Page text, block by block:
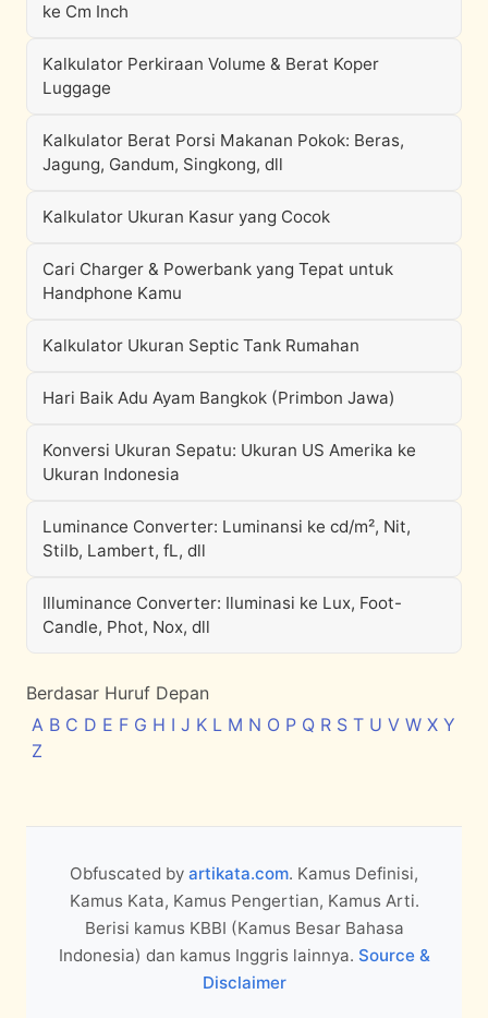
ke Cm Inch
Kalkulator Perkiraan Volume & Berat Koper
Luggage
Kalkulator Berat Porsi Makanan Pokok: Beras,
Jagung, Gandum, Singkong, dll
Kalkulator Ukuran Kasur yang Cocok
Cari Charger & Powerbank yang Tepat untuk
Handphone Kamu
Kalkulator Ukuran Septic Tank Rumahan
Hari Baik Adu Ayam Bangkok (Primbon Jawa)
Konversi Ukuran Sepatu: Ukuran US Amerika ke
Ukuran Indonesia
Luminance Converter: Luminansi ke cd/m², Nit,
Stilb, Lambert, fL, dll
Illuminance Converter: Iluminasi ke Lux, Foot-
Candle, Phot, Nox, dll
Berdasar Huruf Depan
A B C D E F G H I J K L M N O P Q R S T U V W X Y
Z
Obfuscated by artikata.com. Kamus Definisi,
Kamus Kata, Kamus Pengertian, Kamus Arti.
Berisi kamus KBBI (Kamus Besar Bahasa
Indonesia) dan kamus Inggris lainnya. Source &
Disclaimer